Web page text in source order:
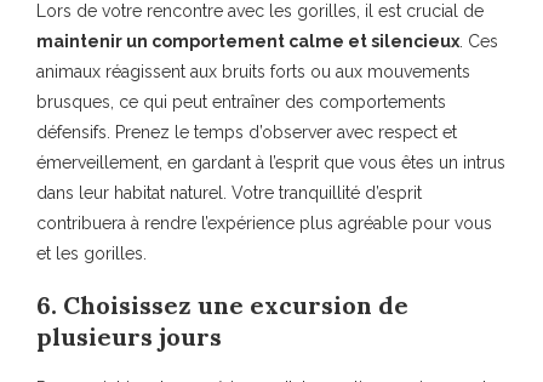
Lors de votre rencontre avec les gorilles, il est crucial de
maintenir un comportement calme et silencieux. Ces
animaux réagissent aux bruits forts ou aux mouvements
brusques, ce qui peut entraîner des comportements
défensifs. Prenez le temps d’observer avec respect et
émerveillement, en gardant à l’esprit que vous êtes un intrus
dans leur habitat naturel. Votre tranquillité d’esprit
contribuera à rendre l’expérience plus agréable pour vous
et les gorilles.
6. Choisissez une excursion de
plusieurs jours